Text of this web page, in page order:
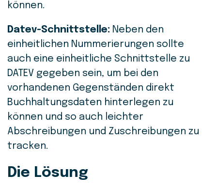
können.
Datev-Schnittstelle: Neben den
einheitlichen Nummerierungen sollte
auch eine einheitliche Schnittstelle zu
DATEV gegeben sein, um bei den
vorhandenen Gegenständen direkt
Buchhaltungsdaten hinterlegen zu
können und so auch leichter
Abschreibungen und Zuschreibungen zu
tracken.
Die Lösung